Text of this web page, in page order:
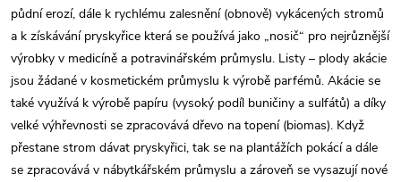
půdní erozí, dále k rychlému zalesnění (obnově) vykácených stromů
a k získávání pryskyřice která se používá jako „nosič“ pro nejrůznější
výrobky v medicíně a potravinářském průmyslu. Listy – plody akácie
jsou žádané v kosmetickém průmyslu k výrobě parfémů. Akácie se
také využívá k výrobě papíru (vysoký podíl buničiny a sulfátů) a díky
velké výhřevnosti se zpracovává dřevo na topení (biomas). Když
přestane strom dávat pryskyřici, tak se na plantážích pokácí a dále
se zpracovává v nábytkářském průmyslu a zároveň se vysazují nové